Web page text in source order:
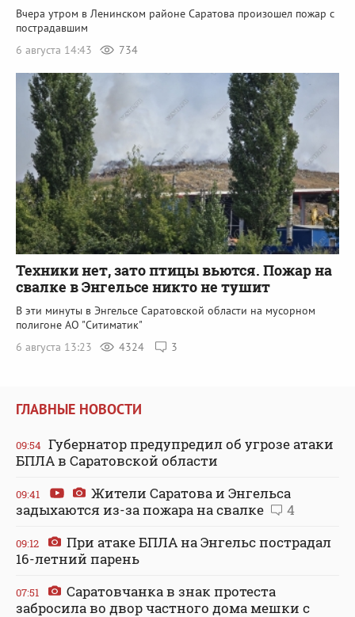
Вчера утром в Ленинском районе Саратова произошел пожар с
пострадавшим
6 августа 14:43
734
Техники нет, зато птицы вьются. Пожар на
свалке в Энгельсе никто не тушит
В эти минуты в Энгельсе Саратовской области на мусорном
полигоне АО "Ситиматик"
6 августа 13:23
4324 3
ГЛАВНЫЕ НОВОСТИ
09:54 Губернатор предупредил об угрозе атаки
БПЛА в Саратовской области
09:41
Жители Саратова и Энгельса
задыхаются из-за пожара на свалке
4
09:12
При атаке БПЛА на Энгельс пострадал
16-летний парень
07:51
Саратовчанка в знак протеста
забросила во двор частного дома мешки с